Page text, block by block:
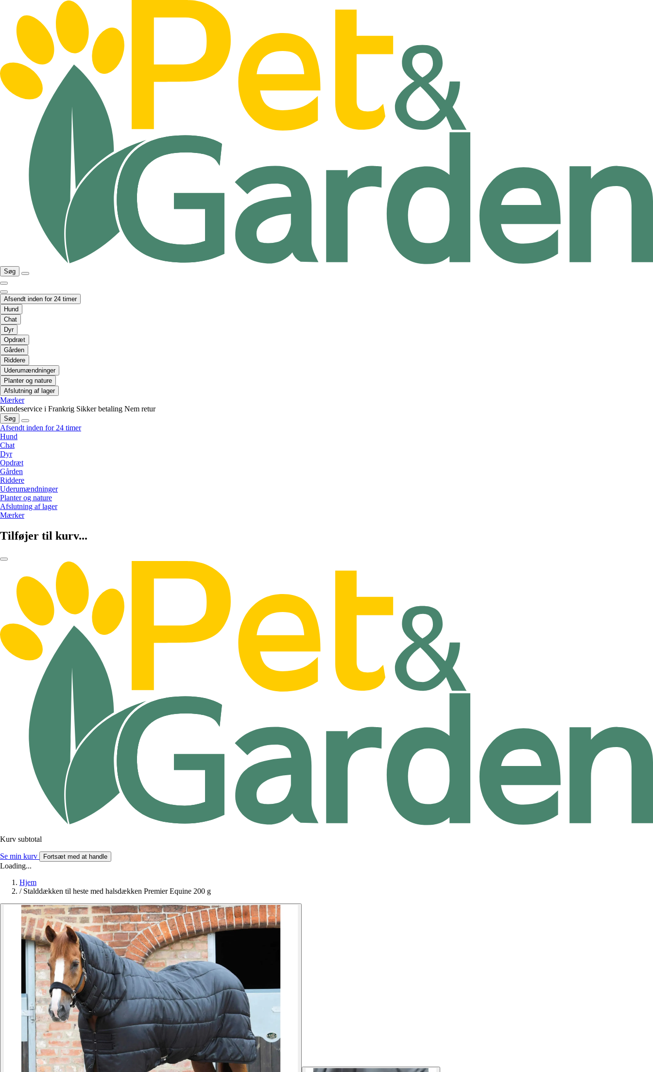
Søg
Afsendt inden for 24 timer
Hund
Chat
Dyr
Opdræt
Gården
Riddere
Uderumændninger
Planter og nature
Afslutning af lager
Mærker
Kundeservice i Frankrig Sikker betaling Nem retur
Søg
Afsendt inden for 24 timer
Hund
Chat
Dyr
Opdræt
Gården
Riddere
Uderumændninger
Planter og nature
Afslutning af lager
Mærker
Tilføjer til kurv...
Kurv subtotal
Se min kurv Fortsæt med at handle
Loading...
Hjem
/ Stalddækken til heste med halsdækken Premier Equine 200 g